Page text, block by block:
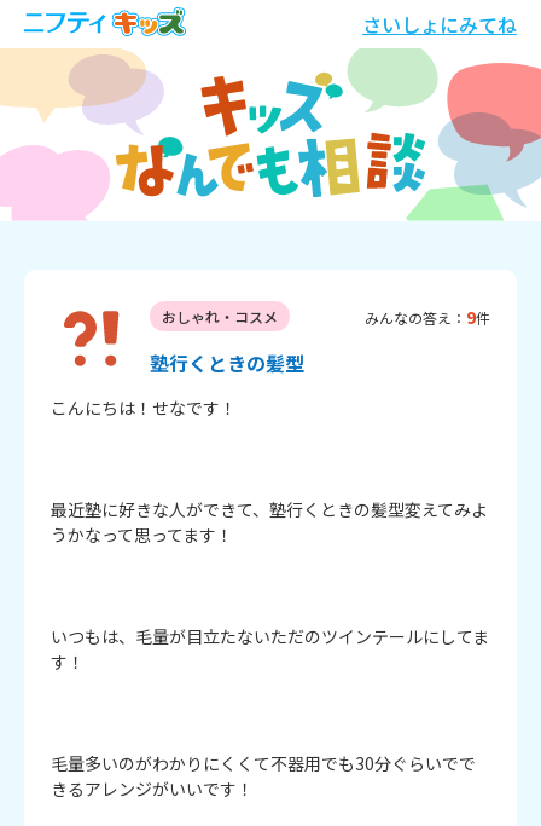
さいしょにみてね
おしゃれ・コスメ みんなの答え： 9件
塾行くときの髪型
こんにちは！せなです！
最近塾に好きな人ができて、塾行くときの髪型変えてみよ
うかなって思ってます！
いつもは、毛量が目立たないただのツインテールにしてま
す！
毛量多いのがわかりにくくて不器用でも30分ぐらいでで
きるアレンジがいいです！